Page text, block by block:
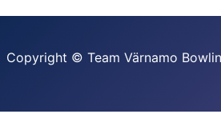
Copyright © Team Värnamo